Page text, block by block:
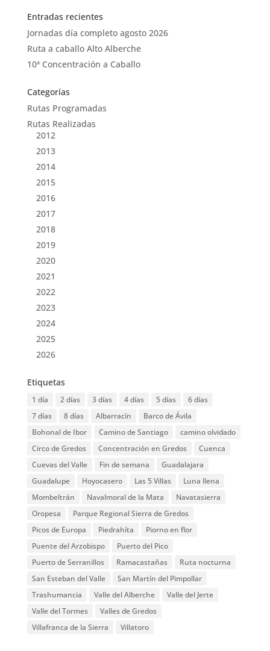
Entradas recientes
Jornadas día completo agosto 2026
Ruta a caballo Alto Alberche
10ª Concentración a Caballo
Categorías
Rutas Programadas
Rutas Realizadas
2012
2013
2014
2015
2016
2017
2018
2019
2020
2021
2022
2023
2024
2025
2026
Etiquetas
1 día 2 días 3 días 4 días 5 días
6 días
7 días
8 días Albarracín
Barco de Ávila
Bohonal de Ibor
Camino de Santiago
camino olvidado
Circo de Gredos
Concentración en Gredos
Cuenca
Cuevas del Valle
Fin de semana
Guadalajara
Guadalupe
Hoyocasero Las 5 Villas
Luna llena
Mombeltrán
Navalmoral de la Mata
Navatasierra
Oropesa
Parque Regional Sierra de Gredos
Picos de Europa
Piedrahíta
Piorno en flor
Puente del Arzobispo
Puerto del Pico
Puerto de Serranillos
Ramacastañas
Ruta nocturna
San Esteban del Valle
San Martín del Pimpollar
Trashumancia
Valle del Alberche
Valle del Jerte
Valle del Tormes
Valles de Gredos
Villafranca de la Sierra
Villatoro